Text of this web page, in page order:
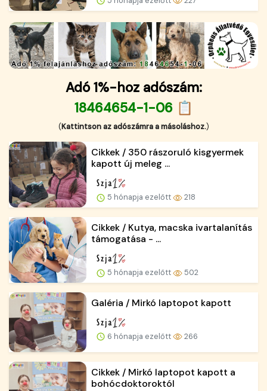
Adó 1%-hoz adószám:
18464654-1-06 📋
(Kattintson az adószámra a másoláshoz.)
Cikkek / 350 rászoruló kisgyermek
kapott új meleg ...
5 hónapja ezelőtt 218
Cikkek / Kutya, macska ivartalanítás
támogatása - ...
5 hónapja ezelőtt 502
Galéria / Mirkó laptopot kapott
6 hónapja ezelőtt 266
Cikkek / Mirkó laptopot kapott a
bohócdoktoroktól